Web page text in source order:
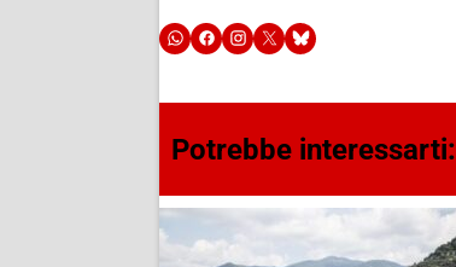
Potrebbe interessarti: